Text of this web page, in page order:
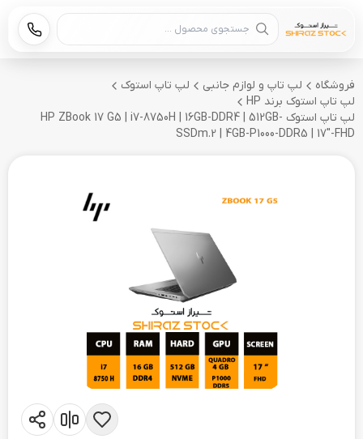
جستجوی محصول
فروشگاه لپ تاپ و لوازم جانبی
لپ تاپ استوک
لپ تاپ استوک برند HP
لپ تاپ استوک HP ZBook 17 G5 | i7-8750H | 16GB-DDR4 | 512GB-
SSDm.2 | 4GB-P1000-DDR5 | 17"-FHD